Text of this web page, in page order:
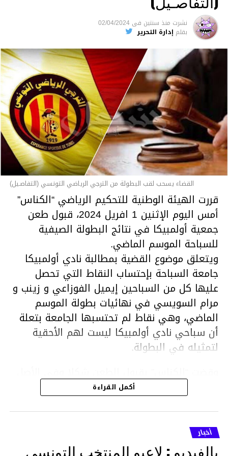
نشرت منذ سنتين فى 02/04/2024
بقلم إدارة التحرير
القضاء يسحب لقب البطولة من الترجي الرياضي التونسي (التفاصـيل)
قررت الهيئة الوطنية للتحكيم الرياضي “الكناس”
أمس اليوم الإثنين 1 افريل 2024، قبول طعن
جمعية أولمبيكا في نتائج البطولة الصيفية
للسباحة الموسم الماضي.
ويتعلق موضوع القضية بمطالبة نادي أولمبيكا
جامعة السباحة بإحتساب النقاط التي تحصل
عليها كل من السباحين إيميل الفوزاعي و زينب و
مرام السويسي في نهائيات بطولة الموسم
الماضي، وهي نقاط لم تحتسبها الجامعة بتعلة
أن سباحي نادي أولمبيكا ليست لهم الأحقية
لتمثيله في البطولة.
ونقض القرار الصادر عن المكتب الجامعي وإعادة
إحتساب النقاط المسجلة من قبل السباحين إيميل
الفوزاعي ومرام وزينب السويسي في نطاق
برادس وتوظيف أثر ذالك على مستوى الترتيب
أكمل القراءة
أخبار
بالفيديو : لاعبو المنتخب التونسي